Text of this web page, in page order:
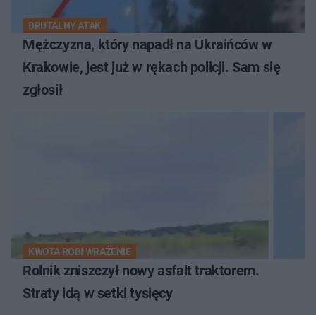
BRUTALNY ATAK
Mężczyzna, który napadł na Ukraińców w
Krakowie, jest już w rękach policji. Sam się
zgłosił
KWOTA ROBI WRAŻENIE
Rolnik zniszczył nowy asfalt traktorem.
Straty idą w setki tysięcy